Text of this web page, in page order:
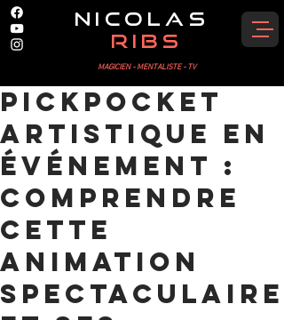
NICOLAS
RIBS
MAGICIEN - MENTALISTE - TV
Pickpocket
artistique en
événement :
comprendre
cette
animation
spectaculaire